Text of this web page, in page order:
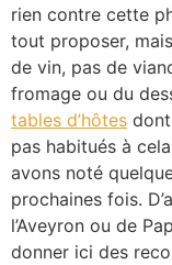
rien contre cette
tout proposer,
de vin, pas de
fromage ou du
tables d’hôtes
pas habitués à
avons noté
prochaines fois.
l’Aveyron ou de
donner ici des